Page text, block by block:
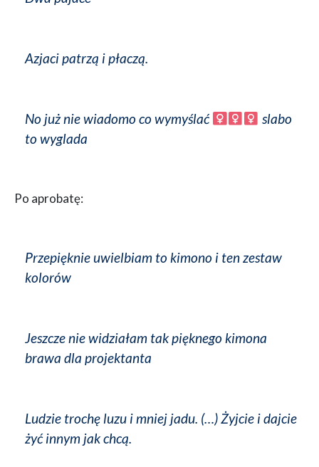
Azjaci patrzą i płaczą.
No już nie wiadomo co wymyślać ‍
slabo
to wyglada
Po aprobatę:
Przepięknie uwielbiam to kimono i ten zestaw
kolorów
Jeszcze nie widziałam tak pięknego kimona
brawa dla projektanta
Ludzie trochę luzu i mniej jadu. (…) Żyjcie i dajcie
żyć innym jak chcą.